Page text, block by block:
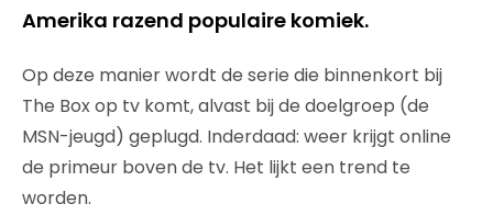
Amerika razend populaire komiek.
Op deze manier wordt de serie die binnenkort bij
The Box op tv komt, alvast bij de doelgroep (de
MSN-jeugd) geplugd. Inderdaad: weer krijgt online
de primeur boven de tv. Het lijkt een trend te
worden.